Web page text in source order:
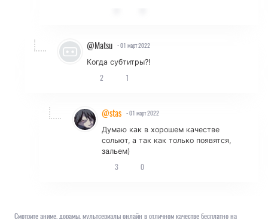
@Matsu - 01 март 2022
Когда субтитры?!
2 1
@stas - 01 март 2022
Думаю как в хорошем качестве
сольют, а так как только появятся,
зальем)
3 0
Смотрите аниме, дорамы, мультсериалы онлайн в отличном качестве бесплатно на